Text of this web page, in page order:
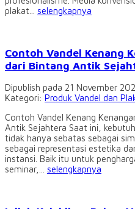
plakat... selengkapnya
Contoh Vandel Kenang
dari Bintang Antik
Dipublish pada 21 November
Kategori: Produk Vandel dan
Contoh Vandel Kenang
Antik Sejahtera Saat ini,
tidak hanya sebatas sebagai
sebagai representasi estetika
instansi. Baik itu untuk
seminar,... selengkapnya